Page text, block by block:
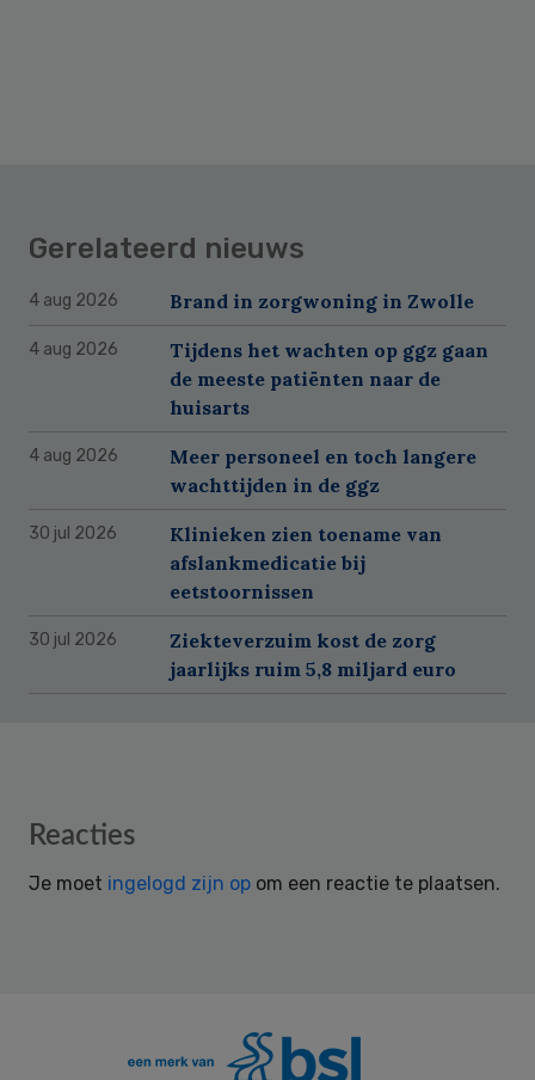
Gerelateerd nieuws
4 aug 2026 Brand in zorgwoning in Zwolle
4 aug 2026
Tijdens het wachten op ggz gaan
de meeste patiënten naar de
huisarts
4 aug 2026
Meer personeel en toch langere
wachttijden in de ggz
30 jul 2026
Klinieken zien toename van
afslankmedicatie bij
eetstoornissen
30 jul 2026
Ziekteverzuim kost de zorg
jaarlijks ruim 5,8 miljard euro
Reader
Reacties
Je moet ingelogd zijn op om een reactie te plaatsen.